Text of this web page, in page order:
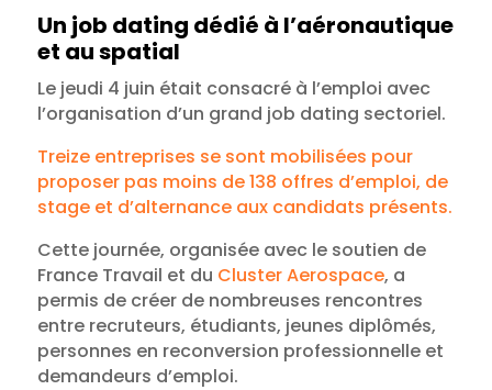
Un job dating dédié à l’aéronautique
et au spatial
Le jeudi 4 juin était consacré à l’emploi avec
l’organisation d’un grand job dating sectoriel.
Treize entreprises se sont mobilisées pour
proposer pas moins de 138 offres d’emploi, de
stage et d’alternance aux candidats présents.
Cette journée, organisée avec le soutien de
France Travail et du Cluster Aerospace, a
permis de créer de nombreuses rencontres
entre recruteurs, étudiants, jeunes diplômés,
personnes en reconversion professionnelle et
demandeurs d’emploi.